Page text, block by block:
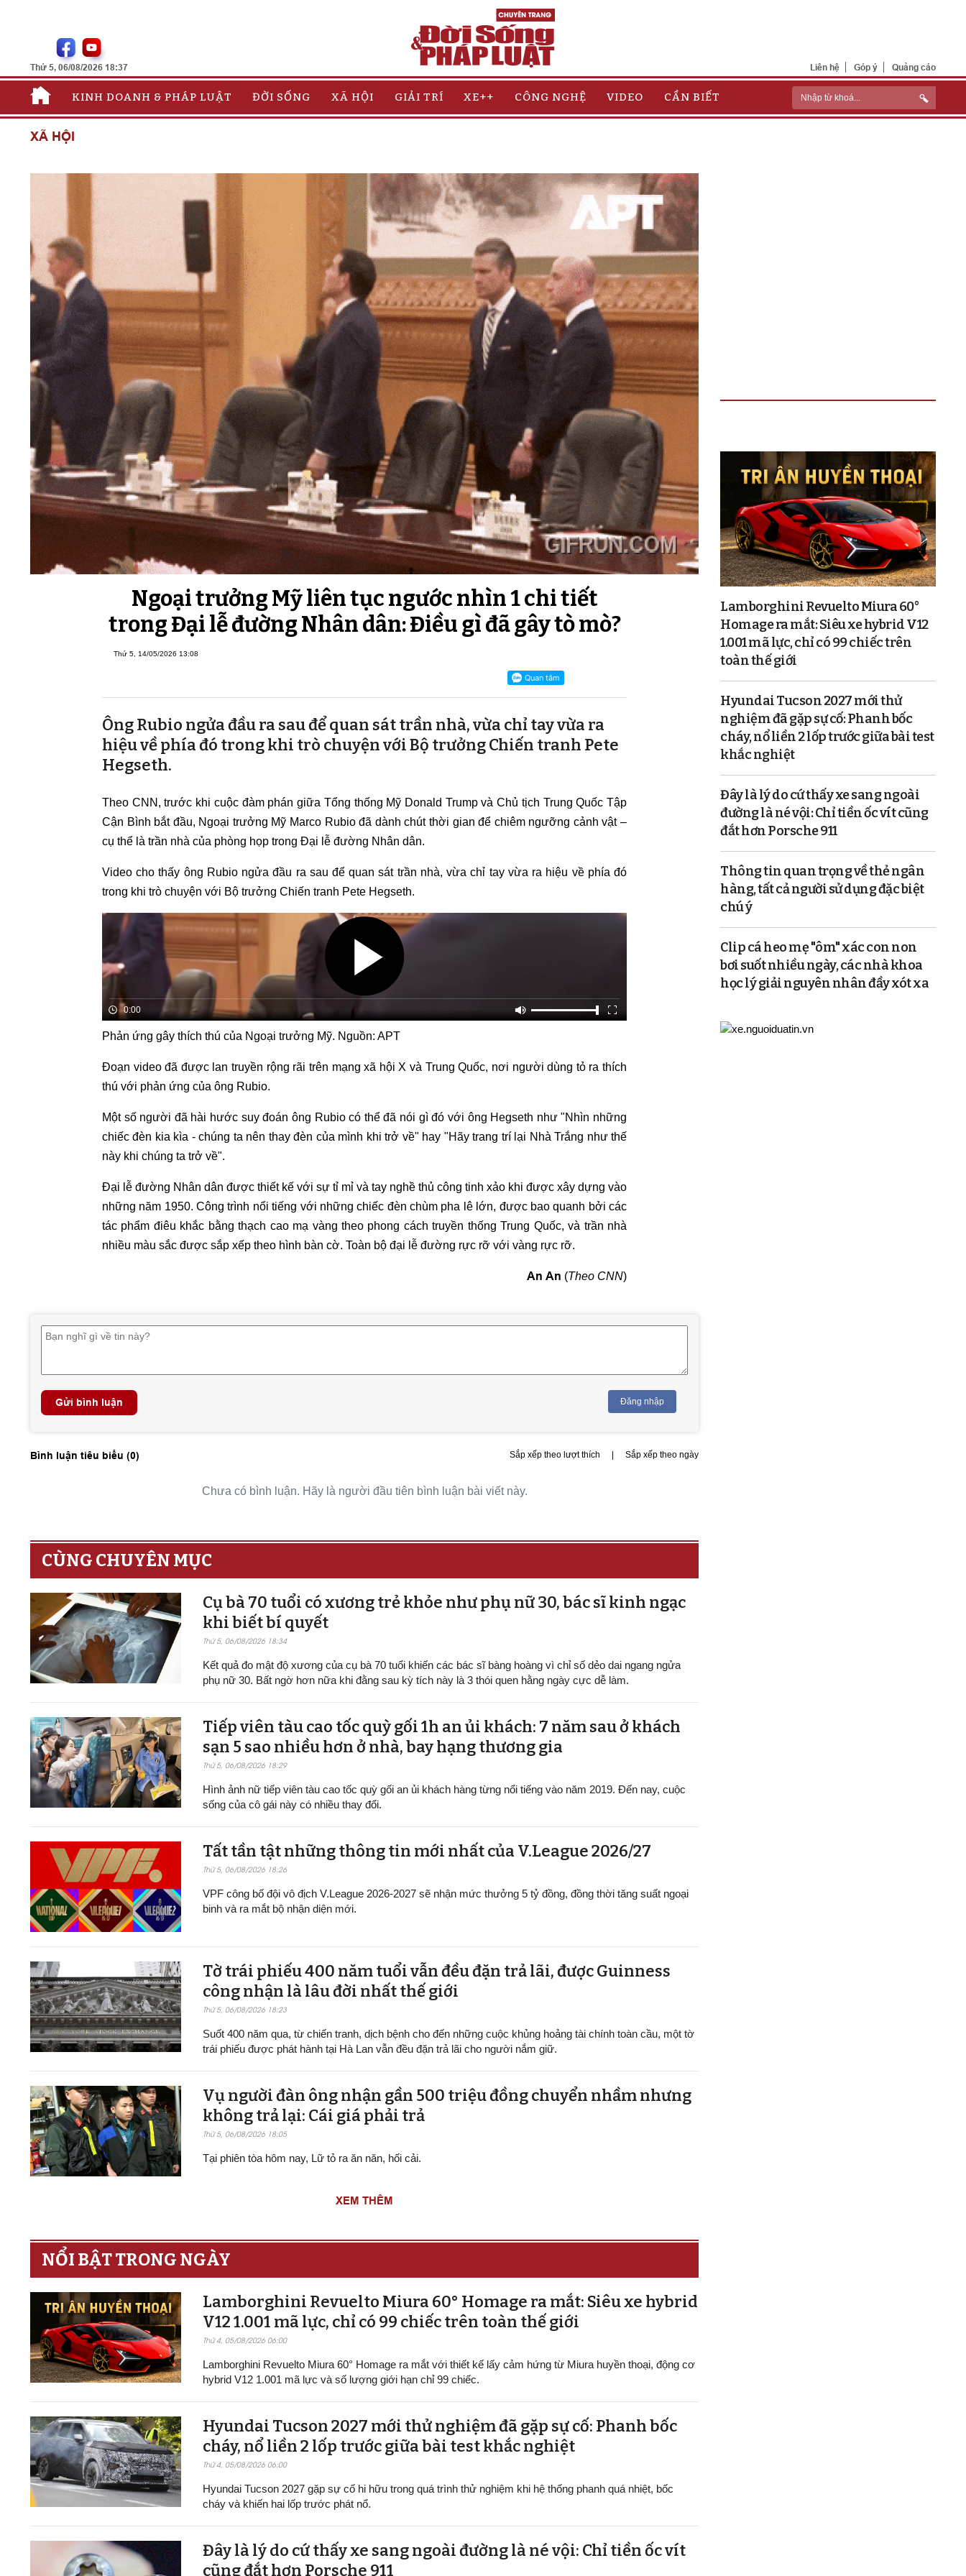
Thứ 5, 06/08/2026 18:37 Liên hệ Góp ý Quảng cáo
KINH DOANH & PHÁP LUẬT ĐỜI SỐNG XÃ HỘI GIẢI TRÍ XE++ CÔNG NGHỆ VIDEO CẦN BIẾT
XÃ HỘI
Ngoại trưởng Mỹ liên tục ngước nhìn 1 chi tiết
trong Đại lễ đường Nhân dân: Điều gì đã gây tò mò?
Thứ 5, 14/05/2026 13:08
Ông Rubio ngửa đầu ra sau để quan sát trần nhà, vừa chỉ tay vừa ra
hiệu về phía đó trong khi trò chuyện với Bộ trưởng Chiến tranh Pete
Hegseth.
Theo CNN, trước khi cuộc đàm phán giữa Tổng thống Mỹ Donald Trump và Chủ tịch Trung Quốc Tập
Cận Bình bắt đầu, Ngoại trưởng Mỹ Marco Rubio đã dành chút thời gian để chiêm ngưỡng cảnh vật –
cụ thể là trần nhà của phòng họp trong Đại lễ đường Nhân dân.
Video cho thấy ông Rubio ngửa đầu ra sau để quan sát trần nhà, vừa chỉ tay vừa ra hiệu về phía đó
trong khi trò chuyện với Bộ trưởng Chiến tranh Pete Hegseth.
Phản ứng gây thích thú của Ngoại trưởng Mỹ. Nguồn: APT
Đoạn video đã được lan truyền rộng rãi trên mạng xã hội X và Trung Quốc, nơi người dùng tỏ ra thích
thú với phản ứng của ông Rubio.
Một số người đã hài hước suy đoán ông Rubio có thể đã nói gì đó với ông Hegseth như "Nhìn những
chiếc đèn kia kìa - chúng ta nên thay đèn của mình khi trở về" hay "Hãy trang trí lại Nhà Trắng như thế
này khi chúng ta trở về".
Đại lễ đường Nhân dân được thiết kế với sự tỉ mỉ và tay nghề thủ công tinh xảo khi được xây dựng vào
những năm 1950. Công trình nổi tiếng với những chiếc đèn chùm pha lê lớn, được bao quanh bởi các
tác phẩm điêu khắc bằng thạch cao mạ vàng theo phong cách truyền thống Trung Quốc, và trần nhà
nhiều màu sắc được sắp xếp theo hình bàn cờ. Toàn bộ đại lễ đường rực rỡ với vàng rực rỡ.
An An (Theo CNN)
Gửi bình luận Đăng nhập
Bình luận tiêu biểu (0) Sắp xếp theo lượt thích | Sắp xếp theo ngày
Chưa có bình luận. Hãy là người đầu tiên bình luận bài viết này.
CÙNG CHUYÊN MỤC
Cụ bà 70 tuổi có xương trẻ khỏe như phụ nữ 30, bác sĩ kinh ngạc
khi biết bí quyết
Thứ 5, 06/08/2026 18:34
Kết quả đo mật độ xương của cụ bà 70 tuổi khiến các bác sĩ bàng hoàng vì chỉ số dẻo dai ngang ngửa
phụ nữ 30. Bất ngờ hơn nữa khi đằng sau kỳ tích này là 3 thói quen hằng ngày cực dễ làm.
Tiếp viên tàu cao tốc quỳ gối 1h an ủi khách: 7 năm sau ở khách
sạn 5 sao nhiều hơn ở nhà, bay hạng thương gia
Thứ 5, 06/08/2026 18:29
Hình ảnh nữ tiếp viên tàu cao tốc quỳ gối an ủi khách hàng từng nổi tiếng vào năm 2019. Đến nay, cuộc
sống của cô gái này có nhiều thay đổi.
Tất tần tật những thông tin mới nhất của V.League 2026/27
Thứ 5, 06/08/2026 18:26
VPF công bố đội vô địch V.League 2026-2027 sẽ nhận mức thưởng 5 tỷ đồng, đồng thời tăng suất ngoại
binh và ra mắt bộ nhận diện mới.
Tờ trái phiếu 400 năm tuổi vẫn đều đặn trả lãi, được Guinness
công nhận là lâu đời nhất thế giới
Thứ 5, 06/08/2026 18:23
Suốt 400 năm qua, từ chiến tranh, dịch bệnh cho đến những cuộc khủng hoảng tài chính toàn cầu, một tờ
trái phiếu được phát hành tại Hà Lan vẫn đều đặn trả lãi cho người nắm giữ.
Vụ người đàn ông nhận gần 500 triệu đồng chuyển nhầm nhưng
không trả lại: Cái giá phải trả
Thứ 5, 06/08/2026 18:05
Tại phiên tòa hôm nay, Lữ tỏ ra ăn năn, hối cải.
XEM THÊM
NỔI BẬT TRONG NGÀY
Lamborghini Revuelto Miura 60° Homage ra mắt: Siêu xe hybrid
V12 1.001 mã lực, chỉ có 99 chiếc trên toàn thế giới
Thứ 4, 05/08/2026 06:00
Lamborghini Revuelto Miura 60° Homage ra mắt với thiết kế lấy cảm hứng từ Miura huyền thoại, động cơ
hybrid V12 1.001 mã lực và số lượng giới hạn chỉ 99 chiếc.
Hyundai Tucson 2027 mới thử nghiệm đã gặp sự cố: Phanh bốc
cháy, nổ liền 2 lốp trước giữa bài test khắc nghiệt
Thứ 4, 05/08/2026 06:00
Hyundai Tucson 2027 gặp sự cố hi hữu trong quá trình thử nghiệm khi hệ thống phanh quá nhiệt, bốc
cháy và khiến hai lốp trước phát nổ.
Đây là lý do cứ thấy xe sang ngoài đường là né vội: Chỉ tiền ốc vít
cũng đắt hơn Porsche 911
Lamborghini Revuelto Miura 60°
Homage ra mắt: Siêu xe hybrid V12
1.001 mã lực, chỉ có 99 chiếc trên
toàn thế giới
Hyundai Tucson 2027 mới thử
nghiệm đã gặp sự cố: Phanh bốc
cháy, nổ liền 2 lốp trước giữa bài test
khắc nghiệt
Đây là lý do cứ thấy xe sang ngoài
đường là né vội: Chỉ tiền ốc vít cũng
đắt hơn Porsche 911
Thông tin quan trọng về thẻ ngân
hàng, tất cả người sử dụng đặc biệt
chú ý
Clip cá heo mẹ "ôm" xác con non
bơi suốt nhiều ngày, các nhà khoa
học lý giải nguyên nhân đầy xót xa